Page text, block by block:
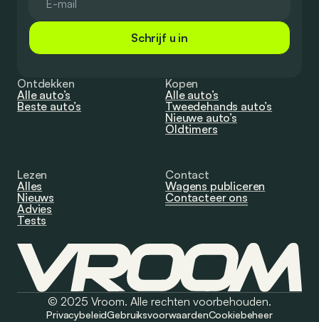
Schrijf u in
Ontdekken
Alle auto’s
Beste auto’s
Kopen
Alle auto’s
Tweedehands auto’s
Nieuwe auto’s
Oldtimers
Lezen
Alles
Nieuws
Advies
Tests
Contact
Wagens publiceren
Contacteer ons
© 2025 Vroom. Alle rechten voorbehouden.
PrivacybeleidGebruiksvoorwaardenCookiebeheer